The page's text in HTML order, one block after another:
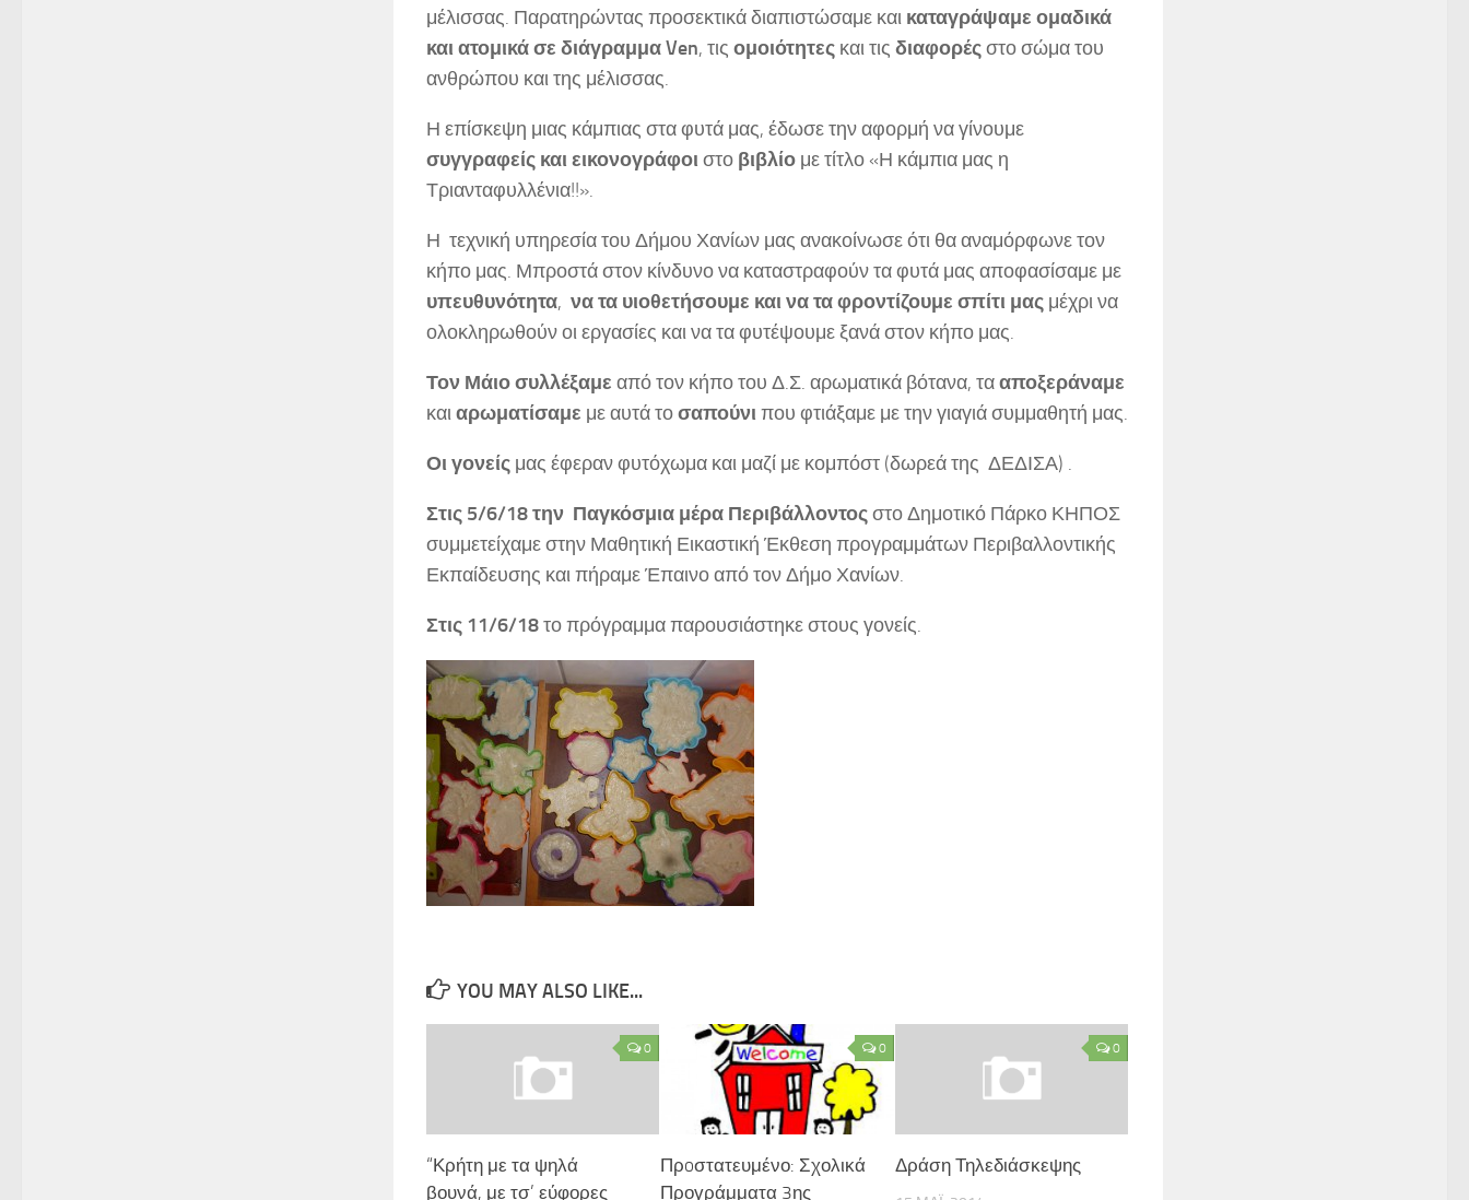
μέλισσας. Παρατηρώντας προσεκτικά διαπιστώσαμε και καταγράψαμε ομαδικά
και ατομικά σε διάγραμμαVen, τις ομοιότητες και τις διαφορέςστο σώμα του
ανθρώπου και της μέλισσας.
Η επίσκεψη μιας κάμπιας στα φυτά μας, έδωσε την αφορμή να γίνουμε
συγγραφείς και εικονογράφοι στο βιβλίο με τίτλο «Η κάμπια μας η
Τριανταφυλλένια!!».
Η τεχνική υπηρεσία του Δήμου Χανίων μας ανακοίνωσε ότι θα αναμόρφωνε τον
κήπο μας. Μπροστά στον κίνδυνο να καταστραφούν τα φυτά μας αποφασίσαμε με
υπευθυνότητα, να τα υιοθετήσουμε και να τα φροντίζουμε σπίτι μας μέχρι να
ολοκληρωθούν οι εργασίες και να τα φυτέψουμε ξανά στον κήπο μας.
Τον Μάιοσυλλέξαμε από τον κήπο του Δ.Σ. αρωματικά βότανα, τααποξεράναμε
καιαρωματίσαμε με αυτά τοσαπούνι που φτιάξαμε με την γιαγιά συμμαθητή μας.
Οι γονείς μας έφεραν φυτόχωμα και μαζί με κομπόστ (δωρεά της ΔΕΔΙΣΑ) .
Στις 5/6/18 την Παγκόσμια μέρα Περιβάλλοντοςστο Δημοτικό Πάρκο ΚΗΠΟΣ
συμμετείχαμε στην Μαθητική Εικαστική Έκθεση προγραμμάτων Περιβαλλοντικής
Εκπαίδευσης και πήραμε Έπαινο από τον Δήμο Χανίων.
Στις 11/6/18το πρόγραμμα παρουσιάστηκε στους γονείς.
YOU MAY ALSO LIKE...
0
“Κρήτη με τα ψηλά
βουνά, με τσ’ εύφορες
0
Πρoστατευμένο: Σχολικά
Προγράμματα 3ης
0
Δράση Τηλεδιάσκεψης